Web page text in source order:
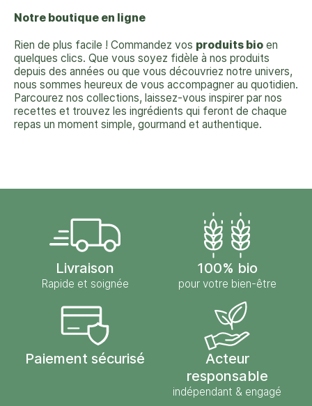
Notre boutique en ligne
Rien de plus facile ! Commandez vos produits bio en
quelques clics. Que vous soyez fidèle à nos produits
depuis des années ou que vous découvriez notre univers,
nous sommes heureux de vous accompagner au quotidien.
Parcourez nos collections, laissez-vous inspirer par nos
recettes et trouvez les ingrédients qui feront de chaque
repas un moment simple, gourmand et authentique.
Livraison
Rapide et soignée
100% bio
pour votre bien-être
Paiement sécurisé
Acteur
responsable
indépendant & engagé